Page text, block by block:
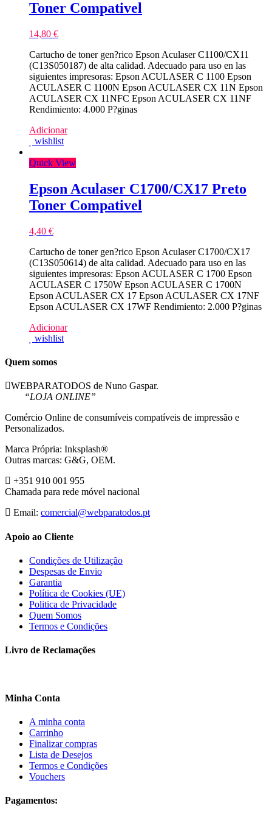
Toner Compativel
14,80 €
Cartucho de toner gen?rico Epson Aculaser C1100/CX11
(C13S050187) de alta calidad. Adecuado para uso en las
siguientes impresoras: Epson ACULASER C 1100 Epson
ACULASER C 1100N Epson ACULASER CX 11N Epson
ACULASER CX 11NFC Epson ACULASER CX 11NF
Rendimiento: 4.000 P?ginas
Adicionar
wishlist
Quick View
Epson Aculaser C1700/CX17 Preto
Toner Compativel
4,40 €
Cartucho de toner gen?rico Epson Aculaser C1700/CX17
(C13S050614) de alta calidad. Adecuado para uso en las
siguientes impresoras: Epson ACULASER C 1700 Epson
ACULASER C 1750W Epson ACULASER C 1700N
Epson ACULASER CX 17 Epson ACULASER CX 17NF
Epson ACULASER CX 17WF Rendimiento: 2.000 P?ginas
Adicionar
wishlist
Quem somos
WEBPARATODOS de Nuno Gaspar.
“LOJA ONLINE”
Comércio Online de consumíveis compatíveis de impressão e
Personalizados.
Marca Própria: Inksplash®
Outras marcas: G&G, OEM.
+351 910 001 955
Chamada para rede móvel nacional
Email: comercial@webparatodos.pt
Apoio ao Cliente
Condições de Utilização
Despesas de Envio
Garantia
Política de Cookies (UE)
Politica de Privacidade
Quem Somos
Termos e Condições
Livro de Reclamações
Minha Conta
A minha conta
Carrinho
Finalizar compras
Lista de Desejos
Termos e Condições
Vouchers
Pagamentos: